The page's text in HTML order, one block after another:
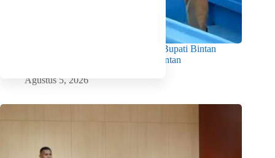
Dorong Produktivitas dan Kesejahteraan, Bupati Bintan
Serahkan 11 Kapal Ikan untuk Nelayan Bintan
Agustus 5, 2026